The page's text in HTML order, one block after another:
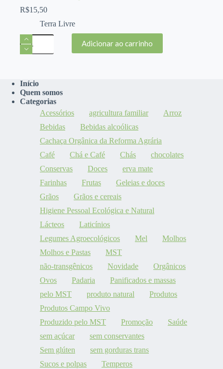
R$15,50
Terra Livre
Geleia
de
uva
Terra
Livre
quantidade
Adicionar ao carrinho
Início
Quem somos
Categorias
Acessórios
agricultura familiar
Arroz
Bebidas
Bebidas alcoólicas
Cachaça Orgânica da Reforma Agrária
Café
Chá e Café Chás
chocolates
Conservas
Doces
erva mate
Farinhas
Frutas
Geleias e doces
Grãos
Grãos e cereais
Higiene Pessoal Ecológica e Natural
Lácteos
Laticínios
Legumes Agroecológicos
Mel
Molhos
Molhos e Pastas
MST
não-transgênicos
Novidade
Orgânicos
Ovos
Padaria
Panificados e massas
pelo MST
produto natural
Produtos
Produtos Campo Vivo
Produzido pelo MST
Promoção
Saúde
sem açúcar
sem conservantes
Sem glúten
sem gorduras trans
Sucos e polpas
Temperos